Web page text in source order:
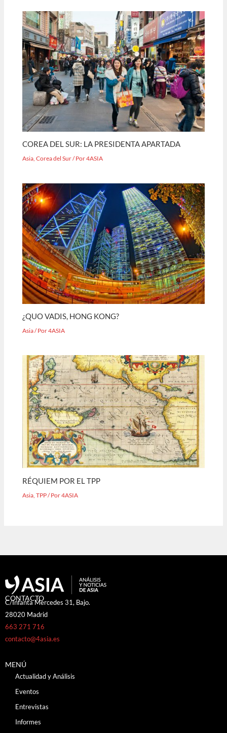
COREA DEL SUR: LA PRESIDENTA APARTADA
Asia,Corea del Sur/ Por4ASIA
¿QUO VADIS, HONG KONG?
Asia/ Por4ASIA
RÉQUIEM POR EL TPP
Asia ,TPP/ Por4ASIA
CONTACTO
C/Infanta Mercedes 31, Bajo.
28020 Madrid
663 271 716
contacto@4asia.es
MENÚ
Actualidad y Análisis
Eventos
Entrevistas
Informes